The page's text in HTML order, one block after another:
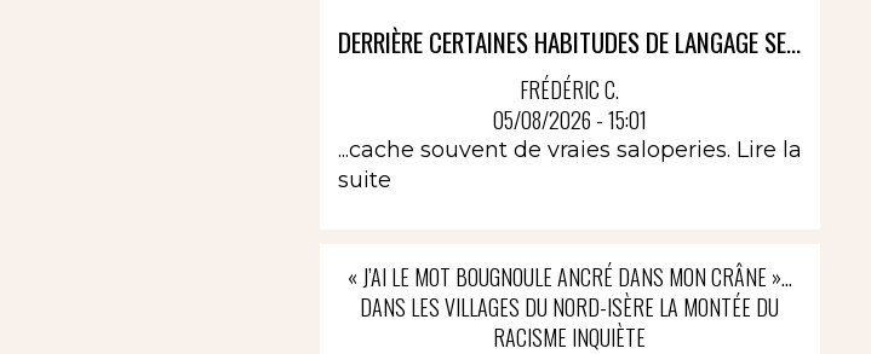
DERRIÈRE CERTAINES HABITUDES DE LANGAGE SE...
FRÉDÉRIC C.
05/08/2026 - 15:01
...cache souvent de vraies saloperies. Lire la
suite
« J’AI LE MOT BOUGNOULE ANCRÉ DANS MON CRÂNE »…
DANS LES VILLAGES DU NORD-ISÈRE LA MONTÉE DU
RACISME INQUIÈTE